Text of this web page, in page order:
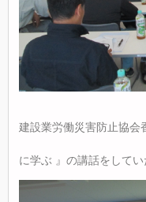
建設業労働災害防止協
『
に学ぶ 』の講話をしてい